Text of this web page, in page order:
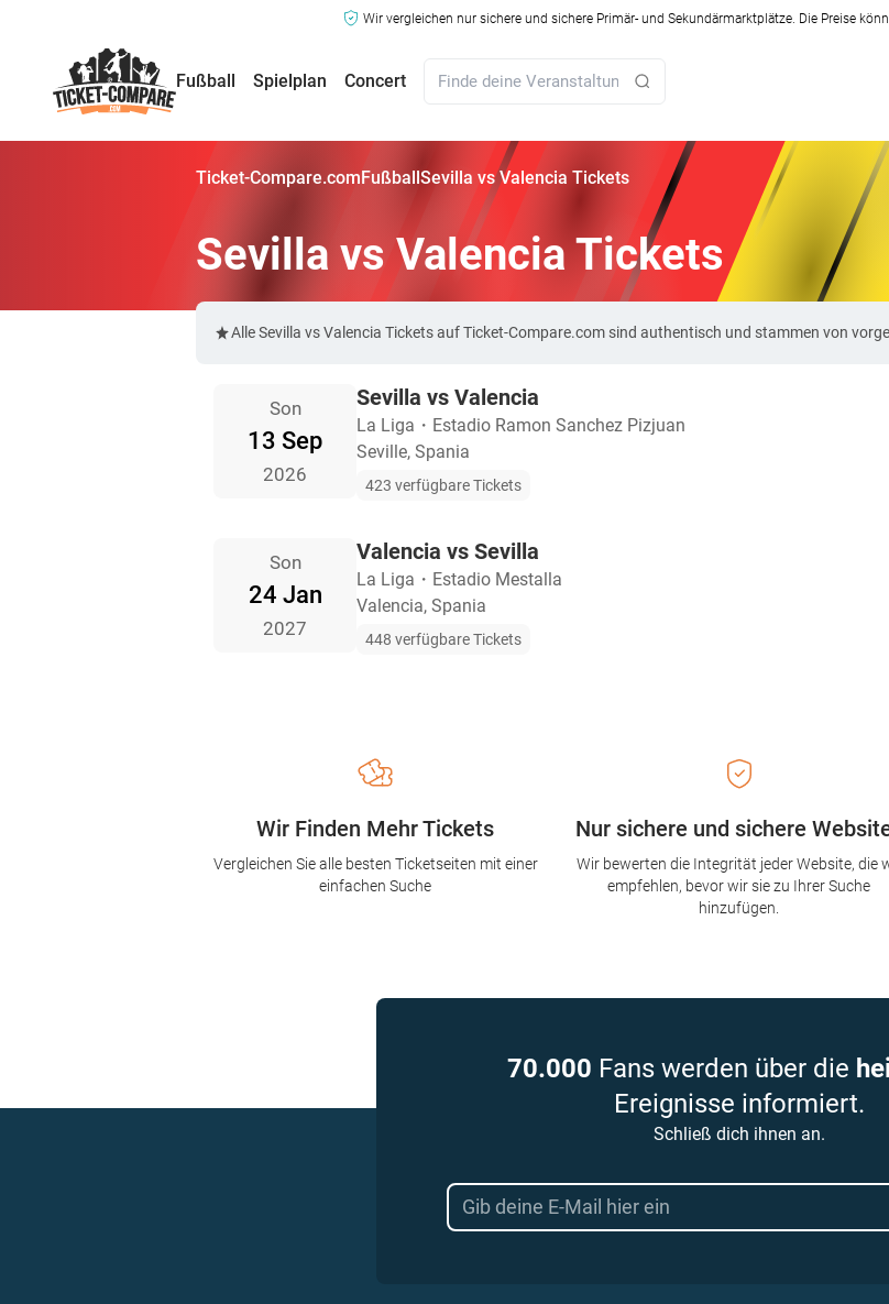
Wir vergleichen nur sichere und sichere Primär- und Sekundärmarktplätze. Die Preise
Fußball Spielplan Concert
Ticket-Compare.comFußballSevilla vs Valencia Tickets
Sevilla vs Valencia Tickets
Alle Sevilla vs Valencia Tickets auf Ticket-Compare.com sind authentisch und stammen von
Son
13 Sep
2026
Sevilla vs Valencia
La Liga ・ Estadio Ramon Sanchez Pizjuan
Seville, Spania
423 verfügbare Tickets
Son
24 Jan
2027
Valencia vs Sevilla
La Liga ・ Estadio Mestalla
Valencia, Spania
448 verfügbare Tickets
Nur sichere und sichere
Wir bewerten die Integrität jeder Website, die
empfehlen, bevor wir sie zu Ihrer Suche
hinzufügen.
Wir Finden Mehr Tickets
Vergleichen Sie alle besten Ticketseiten mit einer
einfachen Suche
70.000 Fans werden über die
Ereignisse informiert.
Schließ dich ihnen an.